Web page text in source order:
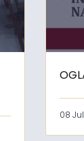
08